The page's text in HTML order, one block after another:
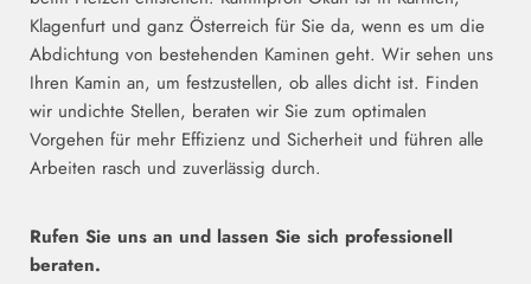
Klagenfurt und ganz Österreich für Sie da, wenn es um die
Abdichtung von bestehenden Kaminen geht. Wir sehen uns
Ihren Kamin an, um festzustellen, ob alles dicht ist. Finden
wir undichte Stellen, beraten wir Sie zum optimalen
Vorgehen für mehr Effizienz und Sicherheit und führen alle
Arbeiten rasch und zuverlässig durch.
Rufen Sie uns an und lassen Sie sich professionell
beraten.